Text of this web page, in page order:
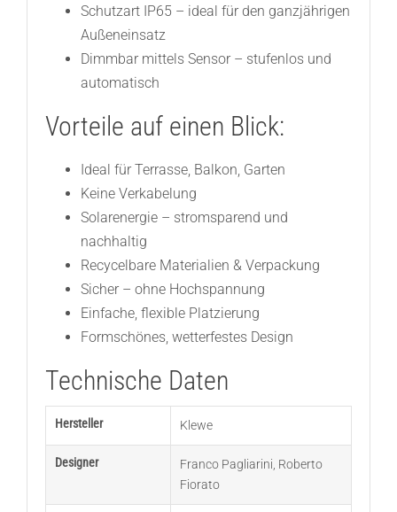
Schutzart IP65 – ideal für den ganzjährigen
Außeneinsatz
Dimmbar mittels Sensor – stufenlos und
automatisch
Vorteile auf einen Blick:
Ideal für Terrasse, Balkon, Garten
Keine Verkabelung
Solarenergie – stromsparend und
nachhaltig
Recycelbare Materialien & Verpackung
Sicher – ohne Hochspannung
Einfache, flexible Platzierung
Formschönes, wetterfestes Design
Technische Daten
Hersteller Klewe
Designer Franco Pagliarini Roberto
Fiorato